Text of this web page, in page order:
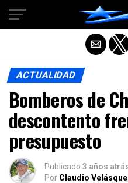
ACTUALIDAD
Bomberos de
descontento
presupuesto
Publicado 3 años
Por Claudio
Salir de la